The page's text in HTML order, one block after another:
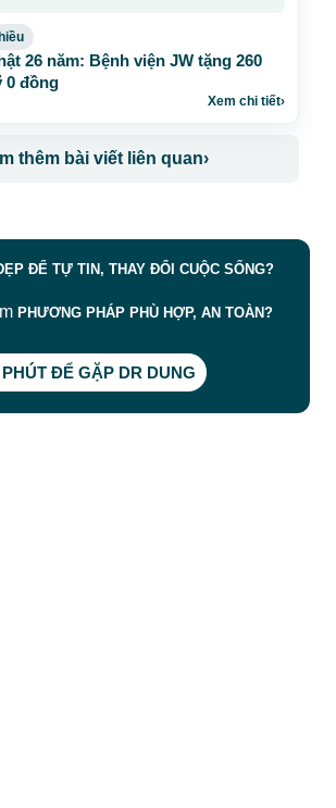
26 năm: Bệnh viện JW tặng 260
0 đồng
Xem chi tiết›
thêm bài viết liên quan›
ĐỂ TỰ TIN, THAY ĐỔI CUỘC SỐNG?
PHƯƠNG PHÁP PHÙ HỢP, AN TOÀN?
PHÚT ĐỂ GẶP DR DUNG